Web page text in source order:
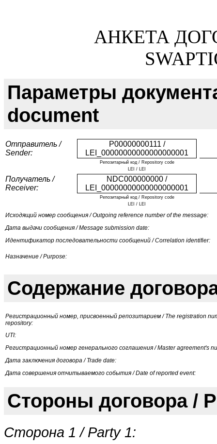
АНКЕТА
Параметры
document
Отправитель /
Sender:
P00000000111 /
LEI_00000000000000000001
Репозитарный код / Repository code
LEI / LEI
Получатель /
Receiver:
NDC000000000 /
LEI_00000000000000000001
Репозитарный код / Repository code
LEI / LEI
Исходящий номер сообщения / Outgoing reference number of the message:
Дата выдачи сообщения / Message submission date:
Идентификатор последовательности сообщений / Correlation identifier:
Назначение / Purpose:
Содержание
Регистрационный номер, присвоенный репозитарием / The registration
repository:
UTI:
Регистрационный номер генерального соглашения / Master agreement's
Дата заключения договора / Trade date:
Дата совершения отчитываемого события / Date of reported event:
Стороны договора /
Сторона 1 / Party 1: